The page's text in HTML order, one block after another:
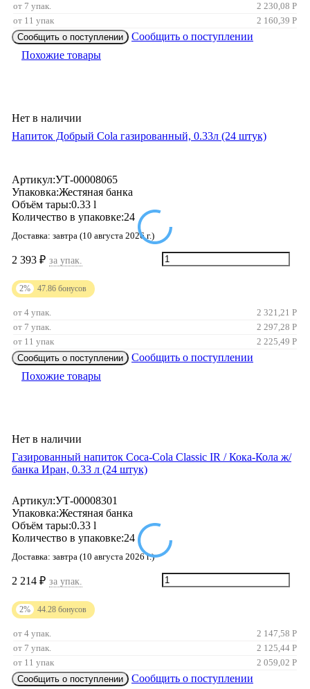
от 7 упак.
2 230,08 Р
от 11 упак
2 160,39 Р
Сообщить о поступлении
Сообщить о поступлении
Похожие товары
Нет в наличии
Напиток Добрый Cola газированный, 0.33л (24 штук)
Артикул:УТ-00008065
Упаковка:Жестяная банка
Объём тары:0.33 l
Количество в упаковке:24
Доставка: завтра (10 августа 2026 г.)
2 393 ₽ за упак.
2% 47.86 бонусов
от 4 упак. 2 321,21 Р
от 7 упак.
2 297,28 Р
от 11 упак
2 225,49 Р
Сообщить о поступлении
Сообщить о поступлении
Похожие товары
Нет в наличии
Газированный напиток Coca-Cola Classic IR / Кока-Кола ж/
банкa Иран, 0.33 л (24 штук)
Артикул:УТ-00008301
Упаковка:Жестяная банка
Объём тары:0.33 l
Количество в упаковке:24
Доставка: завтра (10 августа 2026 г.)
2 214 ₽ за упак.
2% 44.28 бонусов
от 4 упак. 2 147,58 Р
от 7 упак.
2 125,44 Р
от 11 упак
2 059,02 Р
Сообщить о поступлении
Сообщить о поступлении